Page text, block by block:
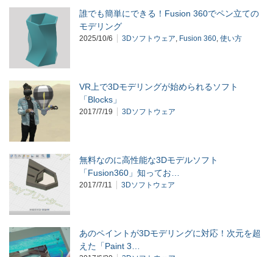
誰でも簡単にできる！Fusion 360でペン立ての
モデリング
2025/10/6 3Dソフトウェア Fusion 360 使い方
VR上で3Dモデリングが始められるソフト
「Blocks」
2017/7/19 3Dソフトウェア
無料なのに高性能な3Dモデルソフト
「Fusion360」知ってお…
2017/7/11 3Dソフトウェア
あのペイントが3Dモデリングに対応！次元を超
えた「Paint 3…